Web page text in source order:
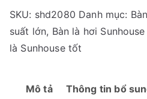
SKU: shd2080 Danh mục:
suất lớn, Bàn là hơi
là Sunhouse tốt
Mô tả Thông tin bổ